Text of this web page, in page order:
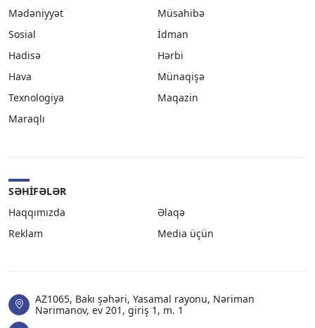
Mədəniyyət
Müsahibə
Sosial
İdman
Hadisə
Hərbi
Hava
Münaqişə
Texnologiya
Maqazin
Maraqlı
SƏHIFƏLƏR
Haqqımızda
Əlaqə
Reklam
Media üçün
AZ1065, Bakı şəhəri, Yasamal rayonu, Nəriman
Nərimanov, ev 201, giriş 1, m. 1